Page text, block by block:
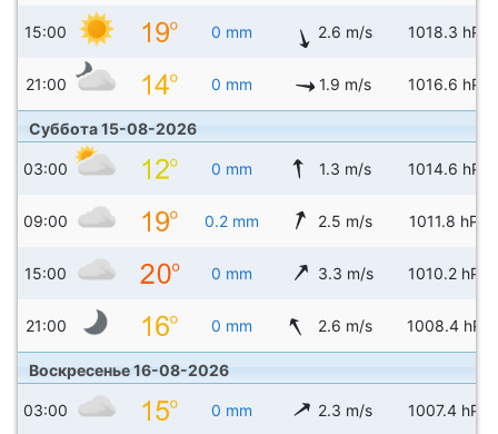
15:00 0 mm 2.6 m/s 1018.3 hPa
21:00 0 mm 1.9 m/s 1016.6 hPa
Суббота 15-08-2026
03:00 0 mm 1.3 m/s 1014.6 hPa
09:00 0.2 mm 2.5 m/s 1011.8 hPa
15:00 0 mm 3.3 m/s 1010.2 hPa
21:00 0 mm 2.6 m/s 1008.4 hPa
Воскресенье 16-08-2026
03:00 0 mm 2.3 m/s 1007.4 hPa